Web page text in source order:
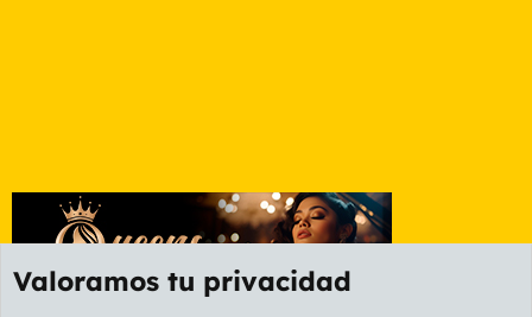
Valoramos tu privacidad